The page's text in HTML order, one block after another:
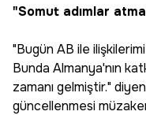
"Somut adımlar
"Bugün AB ile
Bunda Almanya'nın
zamanı gelmiştir."
güncellenmesi